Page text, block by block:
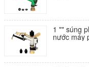
1 "" súng
nước máy